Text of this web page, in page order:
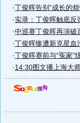
·丁俊晖告别“成长的烦
·实录：丁俊晖触底反
·中巡赛丁俊晖再演破
·丁俊晖惨遭新克星血
·丁俊晖赛前与“冤家”
·14:30图文播上海大